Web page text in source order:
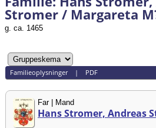
Stromer / Margareta
g. ca. 1465
Familieoplysninger| PDF
Far | Mand
Hans Stromer, Andreas